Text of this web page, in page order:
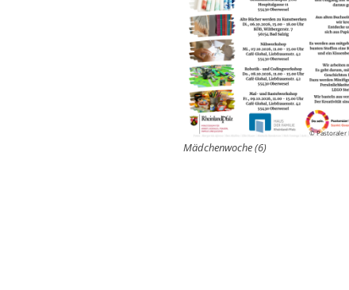
© Pastoraler
Mädchenwoche (6)